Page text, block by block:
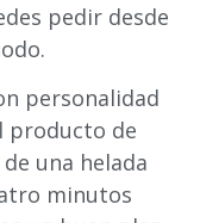
pedir desde
personalidad
producto de
una helada
minutos